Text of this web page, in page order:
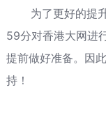
为了更好的提升
59分对香港大网进
提前做好准备。因
持！